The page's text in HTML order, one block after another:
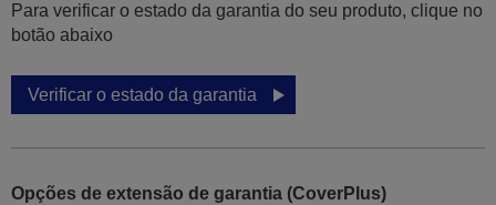
Para verificar o estado da garantia do seu produto, clique no
botão abaixo
Verificar o estado da garantia
Opções de extensão de garantia (CoverPlus)